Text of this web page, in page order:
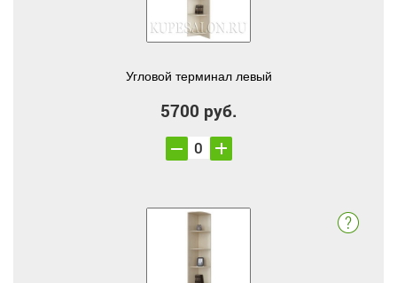
Угловой терминал левый
5700 руб.